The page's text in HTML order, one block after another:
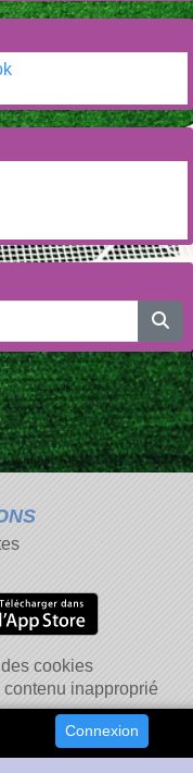
cookies
inapproprié
Connexion